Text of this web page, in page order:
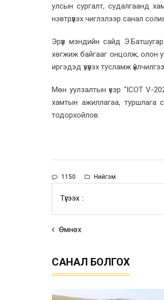
улсын сургалт, судалгаанд
нэвтрүүлэх чиглэлээр санал
Эрүүл мэндийн сайд
хөгжиж байгааг онцолж, олон
иргэдэд үзүүлэх тусламж
Мөн уулзалтын үеэр “ICOT V-
хамтын ажиллагаа, туршлага
тодорхойлов.
1150 Нийгэм
Түгээх :
Өмнөх
САНАЛ БОЛГОХ